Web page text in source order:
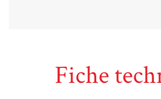
Fiche